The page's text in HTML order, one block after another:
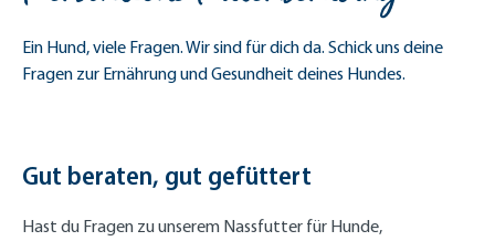
Ein Hund, viele Fragen. Wir sind für dich da. Schick uns deine
Fragen zur Ernährung und Gesundheit deines Hundes.
Gut beraten, gut gefüttert
Hast du Fragen zu unserem Nassfutter für Hunde,